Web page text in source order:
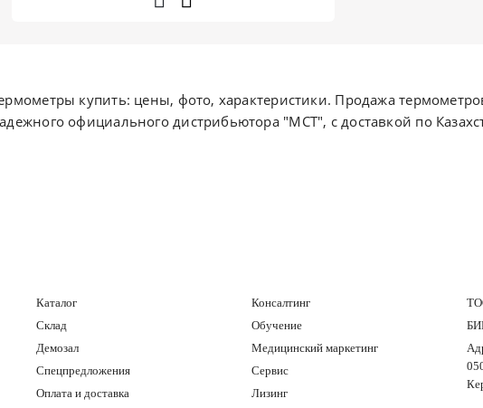
купить: цены, фото, характеристики. Продажа
официального дистрибьютора "МСТ", с доставкой по
Каталог
Склад
Демозал
Спецпредложения
Оплата и доставка
Консалтинг
Обучение
Медицинский маркетинг
Сервис
Лизинг